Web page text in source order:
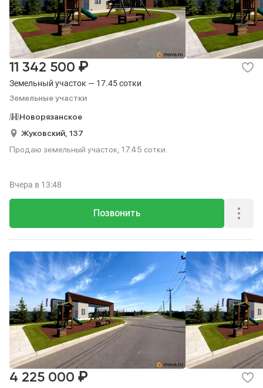
Земельный участок — 17.45 сотки
Земельные участки
11 342 500 ₽
Новорязанское
Жуковский, 137
Продаю земельный участок, 17.45 сотки.
Позвонить
Вчера в 13:48
4 225 000 ₽